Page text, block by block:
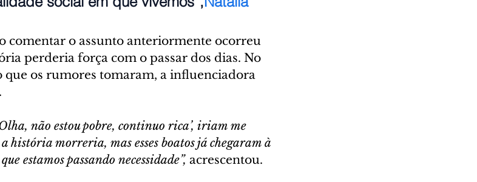
comentar o assunto anteriormente ocorreu
perderia força com o passar dos dias. No
os rumores tomaram, a influenciadora
não estou pobre, continuo rica’, iriam me
história morreria, mas esses boatos já chegaram à
estamos passando necessidade”, acrescentou.